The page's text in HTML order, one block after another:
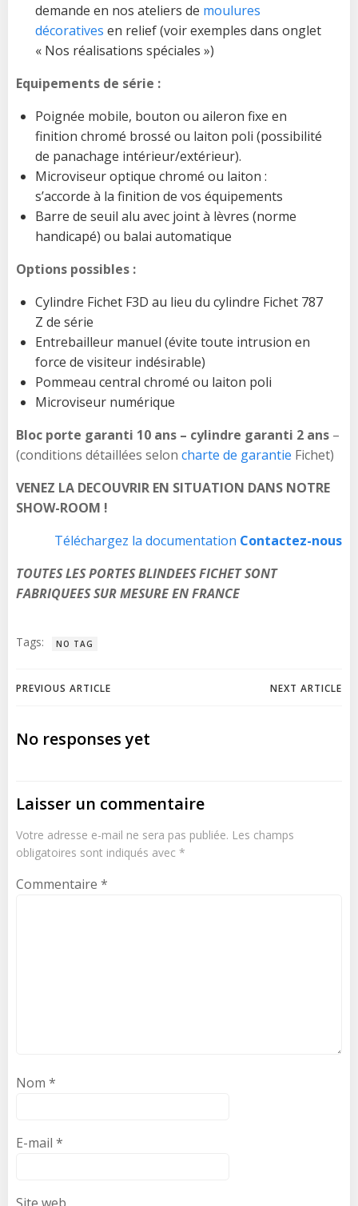
demande en nos ateliers de moulures
décoratives en relief (voir exemples dans onglet
« Nos réalisations spéciales »)
Equipements de série :
Poignée mobile, bouton ou aileron fixe en
finition chromé brossé ou laiton poli (possibilité
de panachage intérieur/extérieur).
Microviseur optique chromé ou laiton :
s’accorde à la finition de vos équipements
Barre de seuil alu avec joint à lèvres (norme
handicapé) ou balai automatique
Options possibles :
Cylindre Fichet F3D au lieu du cylindre Fichet 787
Z de série
Entrebailleur manuel (évite toute intrusion en
force de visiteur indésirable)
Pommeau central chromé ou laiton poli
Microviseur numérique
Bloc porte garanti 10 ans – cylindre garanti 2 ans –
(conditions détaillées selon charte de garantie Fichet)
VENEZ LA DECOUVRIR EN SITUATION DANS NOTRE
SHOW-ROOM !
Téléchargez la documentation Contactez-nous
TOUTES LES PORTES BLINDEES FICHET SONT
FABRIQUEES SUR MESURE EN FRANCE
Tags: NO TAG
Navigation
de
PREVIOUS ARTICLE
Navigation
NEXT ARTICLE
No responses yet
Laisser un commentaire
Votre adresse e-mail ne sera pas publiée. Les champs
obligatoires sont indiqués avec *
Commentaire *
Nom *
E-mail *